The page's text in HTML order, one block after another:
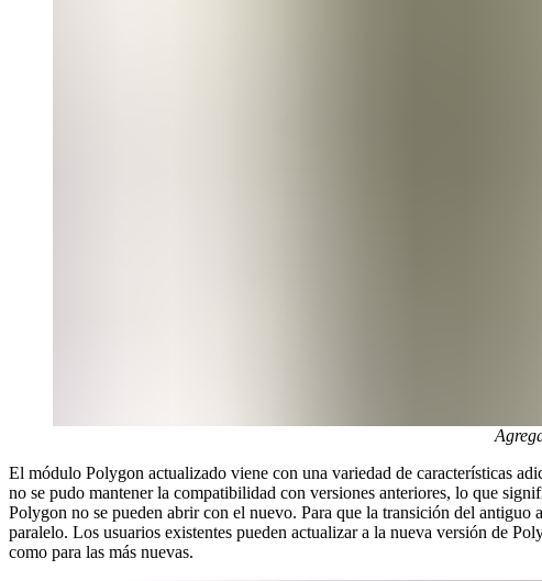
El módulo Polygon actualizado viene con una variedad de características
no se pudo mantener la compatibilidad con versiones anteriores, lo que
Polygon no se pueden abrir con el nuevo. Para que la transición del
paralelo. Los usuarios existentes pueden actualizar a la nueva versión de
como para las más nuevas.